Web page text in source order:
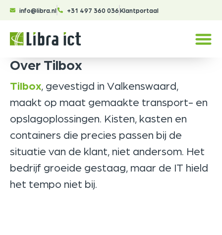
info@libra.nl +31 497 360 036Klantportaal
Over Tilbox
Tilbox, gevestigd in Valkenswaard,
maakt op maat gemaakte transport- en
opslagoplossingen. Kisten, kasten en
containers die precies passen bij de
situatie van de klant, niet andersom. Het
bedrijf groeide gestaag, maar de IT hield
het tempo niet bij.